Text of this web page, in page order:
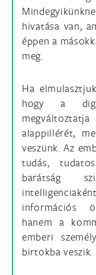
hivatása van,
éppen a
meg.
Ha
hogy a
alappillérét,
veszünk. Az
tudás,
barátság
információs
hanem a
emberi
birtokba veszik.